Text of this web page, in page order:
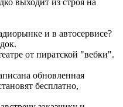
и в автосервисе?
от пиратской "вебки".
обновленная
бесплатно,